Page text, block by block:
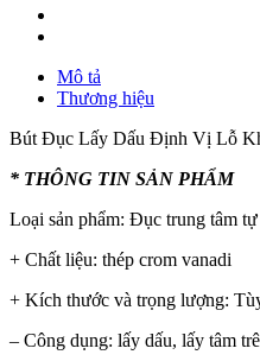
Mô tả
Thương hiệu
Bút Đục Lấy Dấu Định Vị Lỗ
* THÔNG TIN SẢN PHẨM
Loại sản phẩm: Đục trung tâm
+ Chất liệu: thép crom vanadi
+ Kích thước và trọng lượng:
– Công dụng: lấy dấu, lấy tâm